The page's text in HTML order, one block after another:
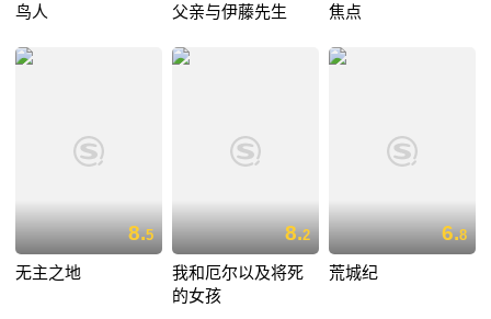
鸟人 父亲与伊藤先生 焦点
8.5
无主之地
8.2
我和厄尔以及将死
的女孩
6.8
荒城纪